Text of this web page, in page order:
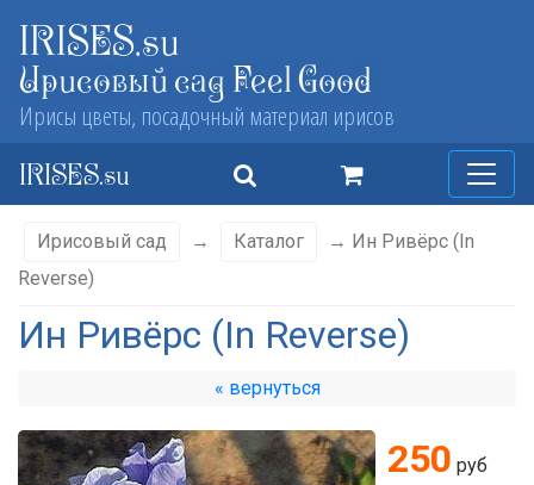
IRISES.su
Ирисовый сад Feel Good
Ирисы цветы, посадочный материал ирисов
IRISES.su
Ирисовый сад → Каталог
→ Ин Ривёрс (In
Reverse)
Ин Ривёрс (In Reverse)
« вернуться
250 руб